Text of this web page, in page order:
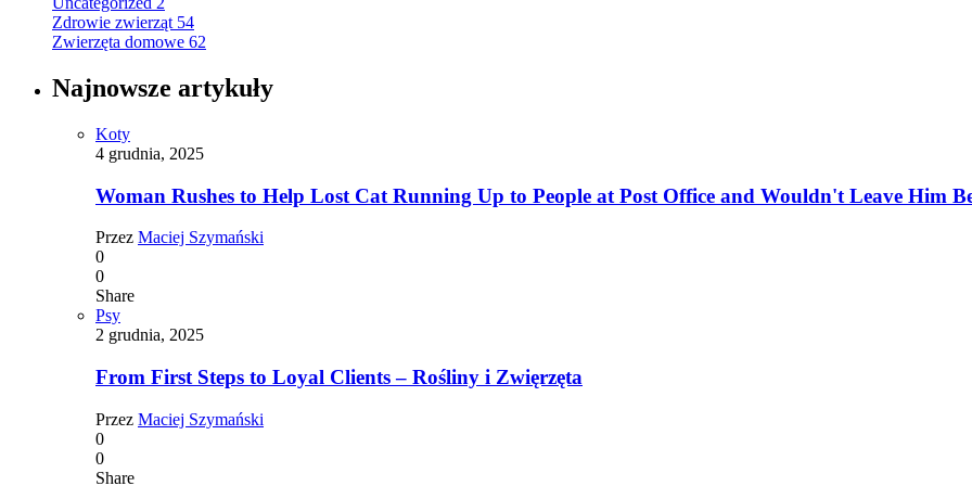
Zdrowie zwierząt 54
Zwierzęta domowe 62
Najnowsze artykuły
Koty
4 grudnia, 2025
Woman Rushes to Help Lost Cat Running Up to People at Post Office and Wouldn't Leave Him
Przez Maciej Szymański
0
0
Share
Psy
2 grudnia, 2025
From First Steps to Loyal Clients – Rośliny i Zwięrzęta
Przez Maciej Szymański
0
0
Share